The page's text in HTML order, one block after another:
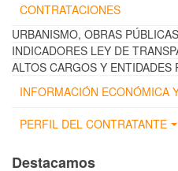
CONTRATACIONES
URBANISMO, OBRAS
INDICADORES LEY DE
ALTOS CARGOS Y ENTIDADES
INFORMACIÓN ECONÓMICA
PERFIL DEL CONTRATANTE
Destacamos